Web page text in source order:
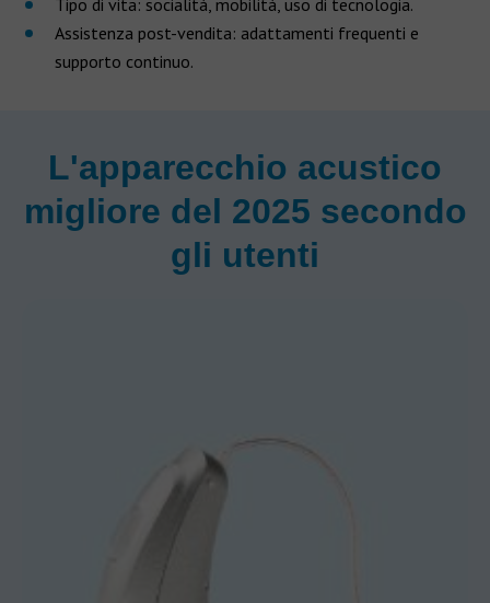
Assistenza post-vendita: adattamenti frequenti e
supporto continuo.
L'apparecchio acustico
migliore del 2025 secondo
gli utenti